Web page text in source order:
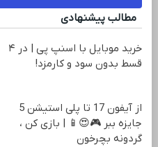
مطالب پیشنهادی
خرید موبایل با اسنپ پی | در ۴
قسط بدون سود و کارمزد!
از آیفون 17 تا پلی استیشن 5
جایزه ببر 🎮😍📱 | بازی کن ،
گردونه بچرخون